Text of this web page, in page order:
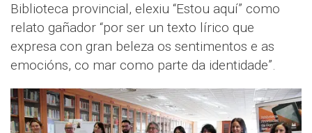
Biblioteca provincial, elexiu “Estou aquí” como
relato gañador “por ser un texto lírico que
expresa con gran beleza os sentimentos e as
emocións, co mar como parte da identidade”.